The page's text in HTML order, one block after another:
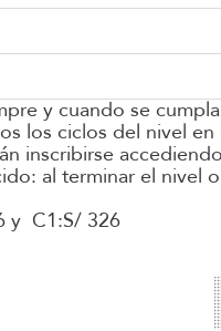
y cuando se
los ciclos del nivel
inscribirse
al terminar el nivel
y C1:S/ 326